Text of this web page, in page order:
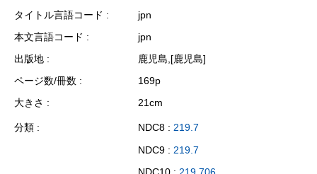
タイトル言語コード
jpn
本文言語コード
jpn
出版地
鹿児島,[鹿児島]
ページ数/冊数
169p
大きさ
21cm
分類 NDC8 : 219.7
NDC9 : 219.7